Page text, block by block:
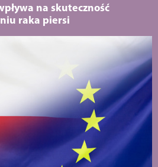
na skuteczność
raka piersi